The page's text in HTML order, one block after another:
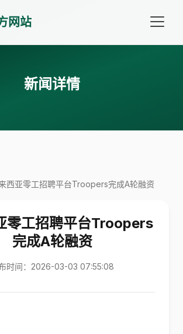
网站
新闻详情
西亚零工招聘平台Troopers完成A轮融资
零工招聘平台Troopers
完成A轮融资
时间：2026-03-03 07:55:08